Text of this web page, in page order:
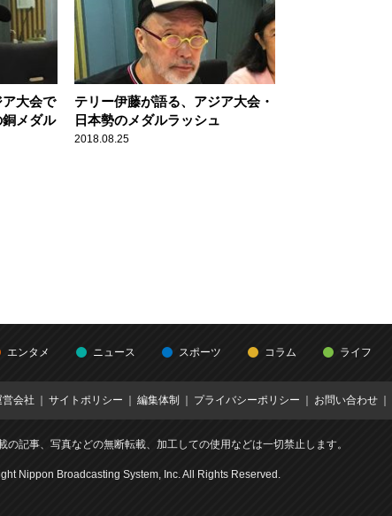
大会で
メダル
テリー伊藤が語る、アジア大会・
日本勢のメダルラッシュ
2018.08.25
エンタメ ニュース スポーツ コラム ライフ
営会社 サイトポリシー 編集体制 プライバシーポリシー お問い合わせ
の記事、写真などの無断転載、加工しての使用などは一切禁止します。
Nippon Broadcasting System, Inc. All Rights Reserved.